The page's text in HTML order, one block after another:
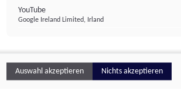
YouTube
Google Ireland Limited, Irland
Auswahl akzeptieren Nichts akzeptieren